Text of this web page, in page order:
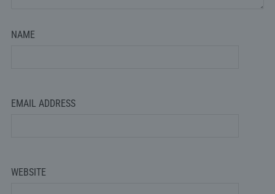
NAME
EMAIL ADDRESS
WEBSITE